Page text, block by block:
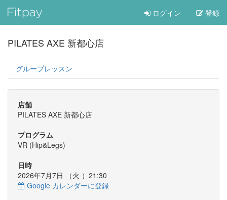
ログイン 登録
PILATES AXE 新都心店
グループレッスン
店舗
PILATES AXE 新都心店
プログラム
VR (Hip&Legs)
日時
2026年7月7日 （火 ）21:30
Google カレンダーに登録